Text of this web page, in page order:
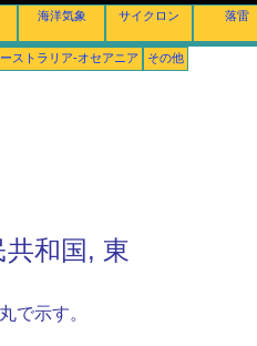
海洋気象 サイクロン 落雷
ストラリア-オセアニア その他
共和国, 東
で示す。